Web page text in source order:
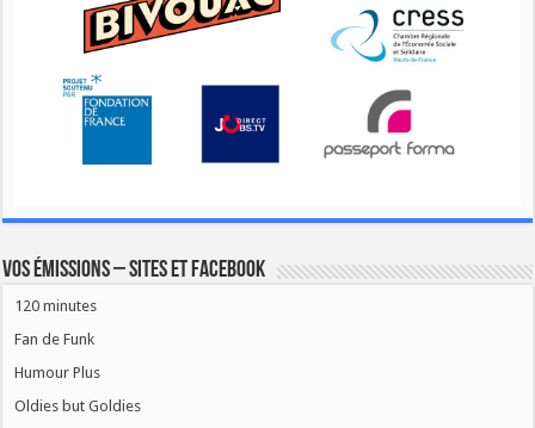
Vos émissions – Sites et Facebook
120 minutes
Fan de Funk
Humour Plus
Oldies but Goldies